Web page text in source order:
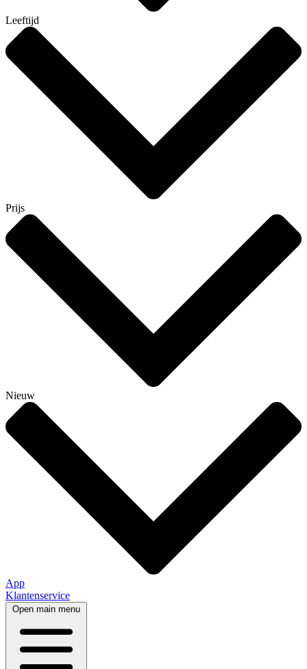
Leeftijd
Prijs
Nieuw
App
Klantenservice
Open main menu